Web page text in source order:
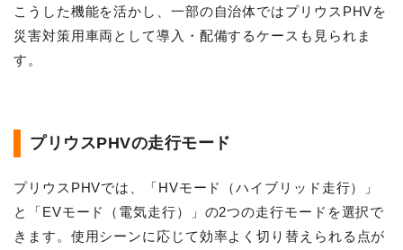
こうした機能を活かし、一部の自治体ではプリウスPHVを
災害対策用車両として導入・配備するケースも見られま
す。
プリウスPHVの走行モード
プリウスPHVでは、「HVモード（ハイブリッド走行）」
と「EVモード（電気走行）」の2つの走行モードを選択で
きます。使用シーンに応じて効率よく切り替えられる点が